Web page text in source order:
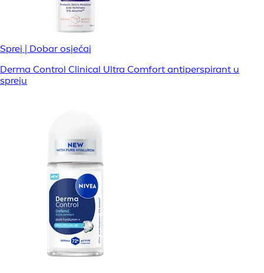
Sprej | Dobar osjećaj
Derma Control Clinical Ultra Comfort antiperspirant u
spreju